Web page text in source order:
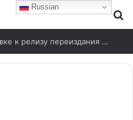
Стало известно о подготовке к релизу переиздания Wolfenstein (2009)
Russian